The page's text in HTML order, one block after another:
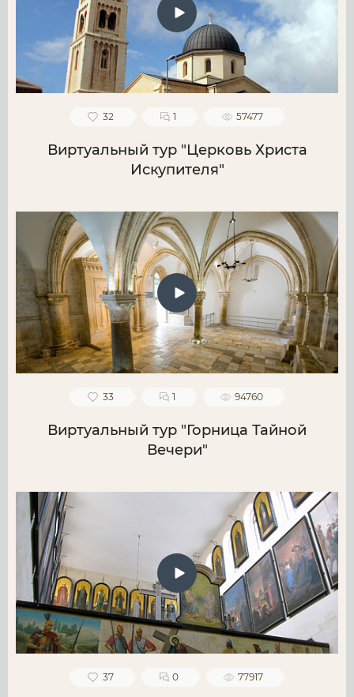
32 1 57477
Виртуальный тур "Церковь Христа
Искупителя"
33 1 94760
Виртуальный тур "Горница Тайной
Вечери"
37 0 77917